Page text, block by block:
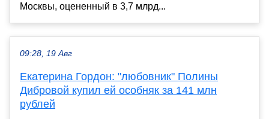
Москвы, оцененный в 3,7 млрд...
09:28, 19 Авг
Екатерина Гордон: "любовник" Полины
Дибровой купил ей особняк за 141 млн
рублей